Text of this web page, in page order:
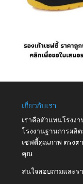
เกี่ยวกับเรา
เราคือตัวแทนโรงง
โรงงานฐานการผลิ
เซฟตี้คุณภาพ ตรงต
คุณ
สนใจสอบถามและรา